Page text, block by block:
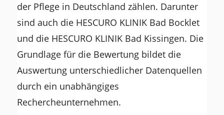
der Pflege in Deutschland zählen. Darunter
sind auch die HESCURO KLINIK Bad Bocklet
und die HESCURO KLINIK Bad Kissingen. Die
Grundlage für die Bewertung bildet die
Auswertung unterschiedlicher Datenquellen
durch ein unabhängiges
Rechercheunternehmen.